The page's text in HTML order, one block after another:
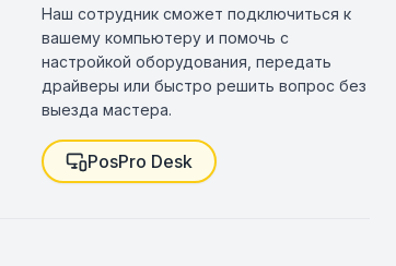
Наш сотрудник сможет подключиться к
вашему компьютеру и помочь с
настройкой оборудования, передать
драйверы или быстро решить вопрос без
выезда мастера.
PosPro Desk